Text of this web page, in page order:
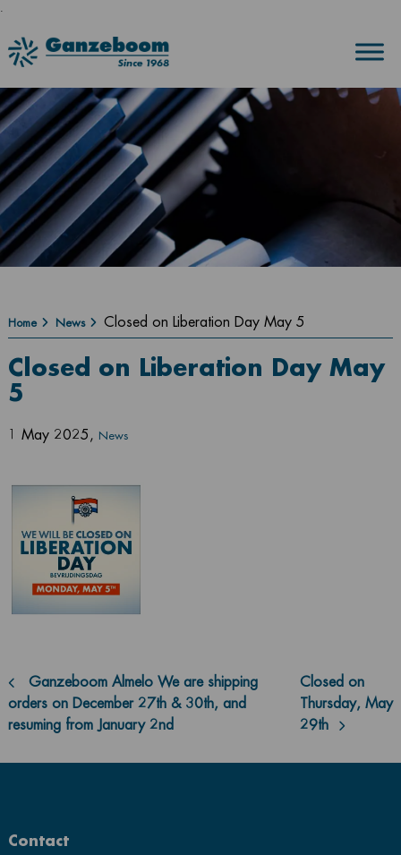
Home News Closed on Liberation Day May 5
Closed on Liberation Day May
5
1 May 2025 , News
Post
navigation
Ganzeboom Almelo We are shipping
orders on December 27th & 30th, and
resuming from January 2nd
Closed on
Thursday, May
29th
Contact